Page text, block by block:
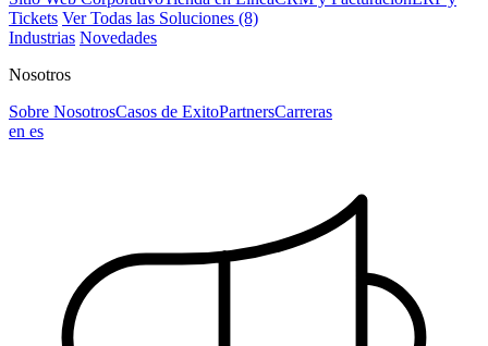
Tickets Ver Todas las Soluciones (8)
Industrias Novedades
Nosotros
Sobre NosotrosCasos de ExitoPartnersCarreras
en es